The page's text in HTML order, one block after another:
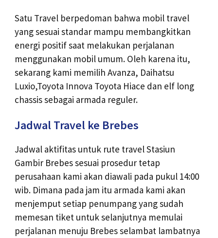
Satu Travel berpedoman bahwa mobil travel
yang sesuai standar mampu membangkitkan
energi positif saat melakukan perjalanan
menggunakan mobil umum. Oleh karena itu,
sekarang kami memilih Avanza, Daihatsu
Luxio,Toyota Innova Toyota Hiace dan elf long
chassis sebagai armada reguler.
Jadwal Travel ke Brebes
Jadwal aktifitas untuk rute travel Stasiun
Gambir Brebes sesuai prosedur tetap
perusahaan kami akan diawali pada pukul 14:00
wib. Dimana pada jam itu armada kami akan
menjemput setiap penumpang yang sudah
memesan tiket untuk selanjutnya memulai
perjalanan menuju Brebes selambat lambatnya